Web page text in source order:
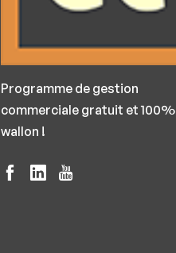
Programme de gestion
commerciale gratuit et 100%
wallon !